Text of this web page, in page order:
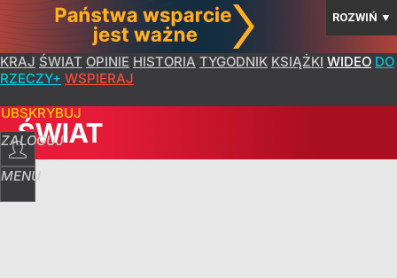
ROZWIŃ ▼
KRAJ ŚWIAT OPINIE HISTORIA TYGODNIK KSIĄŻKI WIDEO DO
RZECZY+ WSPIERAJ
ZALOGUJ
MENU
ŚWIAT